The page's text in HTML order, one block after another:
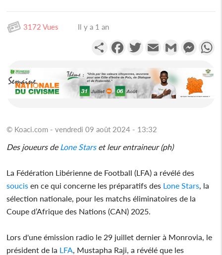
3172 Vues Il y a 1 an
PartagerFacebookTwitterEmail Gmail
© Koaci.com - vendredi 09 août 2024 - 13:32
Des joueurs deLone Starset leur entraineur (ph)
La Fédération Libérienne de Football (LFA) a révélé des
soucis en ce qui concerne les préparatifs des Lone Stars, la
sélection nationale, pour les matchs éliminatoires de la
Coupe d’Afrique des Nations (CAN) 2025.
Lors d'une émission radio le 29 juillet dernier à Monrovia, le
président de la LFA, Mustapha Raji, a révélé que les